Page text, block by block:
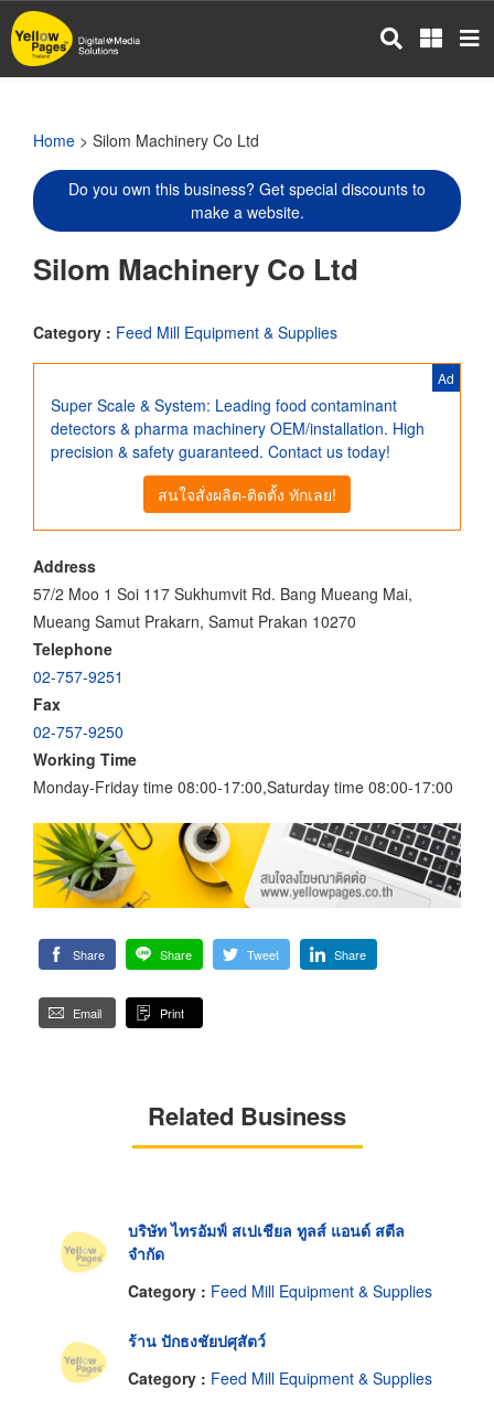
Skip
to
main
Home > Silom Machinery Co Ltd
Do you own this business? Get special discounts to
make a website.
Silom Machinery Co Ltd
Category : Feed Mill Equipment & Supplies
Ad
Super Scale & System: Leading food contaminant
detectors & pharma machinery OEM/installation. High
precision & safety guaranteed. Contact us today!
สนใจสั่งผลิต-ติดตั้ง ทักเลย!
Address
57/2 Moo 1 Soi 117 Sukhumvit Rd. Bang Mueang Mai,
Mueang Samut Prakarn, Samut Prakan 10270
Telephone
02-757-9251
Fax
02-757-9250
Working Time
Monday-Friday time 08:00-17:00,Saturday time 08:00-17:00
Share Share Tweet Share
Email Print
Related Business
บริษัท ไทรอัมฟ์ สเปเชียล ทูลส์ แอนด์ สตีล
จำกัด
Category : Feed Mill Equipment & Supplies
ร้าน ปักธงชัยปศุสัตว์
Category : Feed Mill Equipment & Supplies